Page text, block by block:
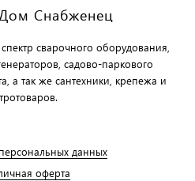
Снабженец
сварочного оборудования,
садово-паркового
а так же сантехники, крепежа и
данных
оферта